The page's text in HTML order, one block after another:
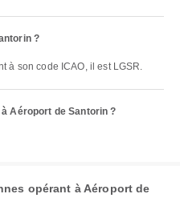
?
à son code ICAO, il est LGSR.
Aéroport de Santorin ?
opérant à Aéroport de